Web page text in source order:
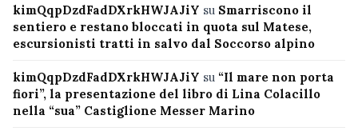
kimQqpDzdFadDXrkHWJAJiY su Smarriscono il
sentiero e restano bloccati in quota sul Matese,
escursionisti tratti in salvo dal Soccorso alpino
kimQqpDzdFadDXrkHWJAJiY su “Il mare non porta
fiori”, la presentazione del libro di Lina Colacillo
nella “sua” Castiglione Messer Marino